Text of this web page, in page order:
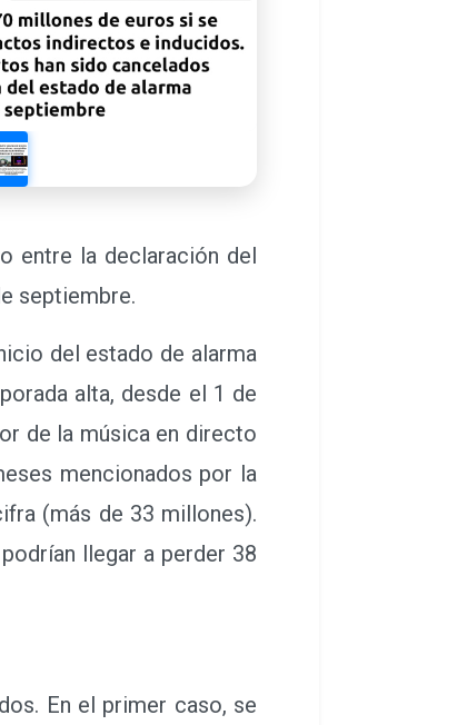
entre la declaración del
septiembre.
del estado de alarma
alta, desde el 1 de
de la música en directo
mencionados por la
(más de 33 millones).
llegar a perder 38
En el primer caso, se